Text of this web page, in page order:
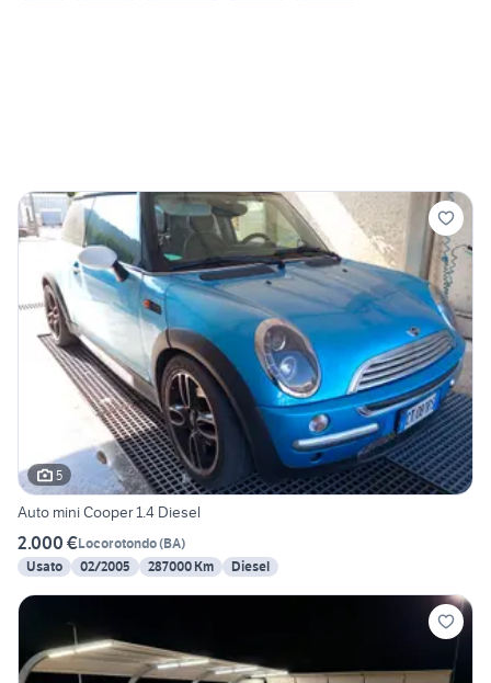
5
Auto mini Cooper 1.4 Diesel
2.000 €Locorotondo(BA)
Usato
02/2005 287000 Km Diesel